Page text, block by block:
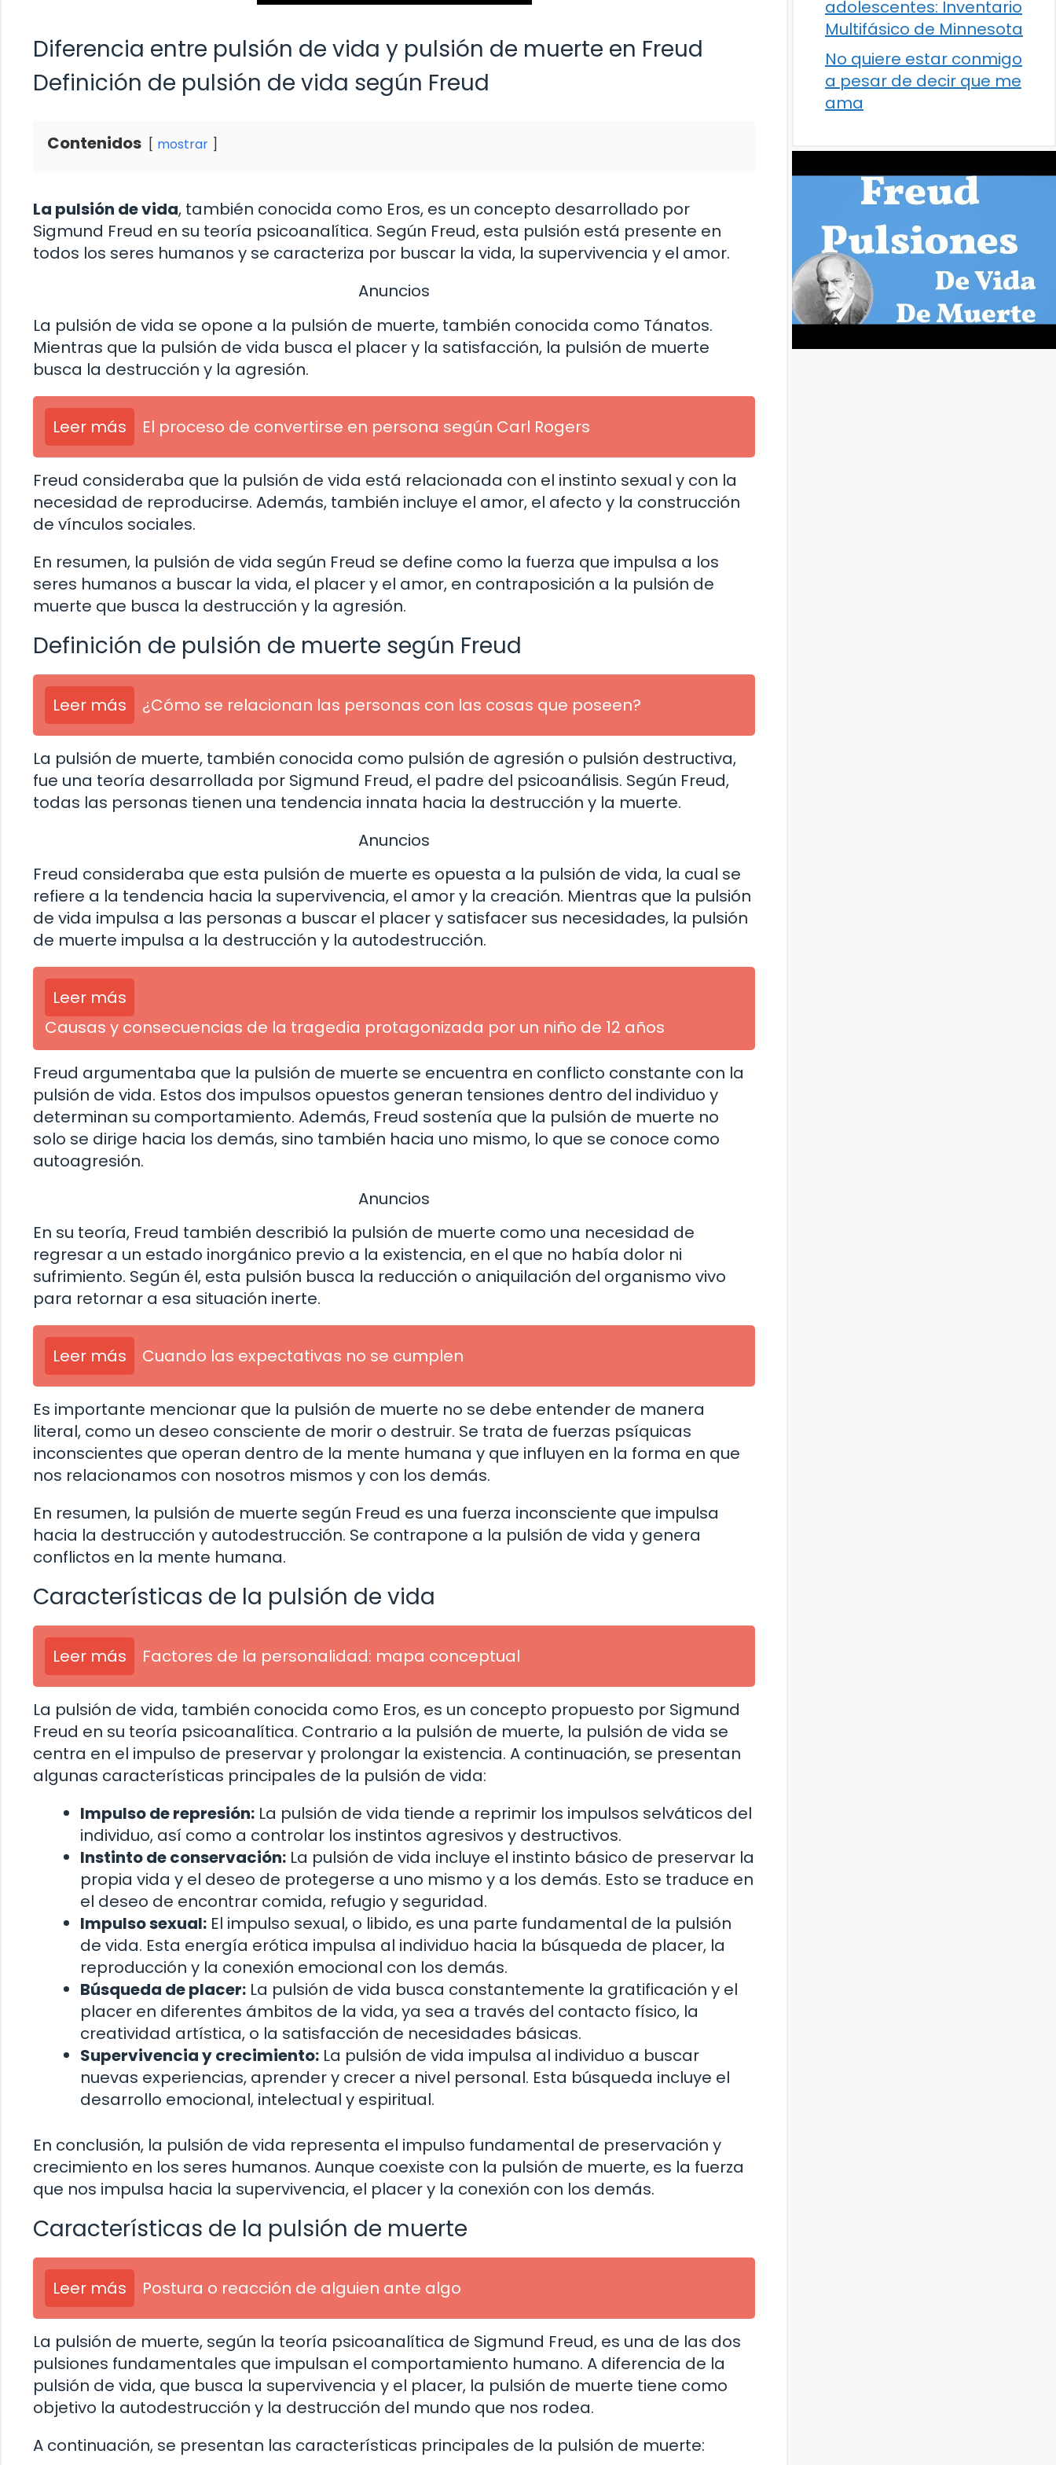
Diferencia entre pulsión de vida y pulsión de muerte en Freud
Definición de pulsión de vida según Freud
Contenidos mostrar
La pulsión de vida, también conocida como Eros, es un concepto desarrollado por
Sigmund Freud en su teoría psicoanalítica. Según Freud, esta pulsión está presente en
todos los seres humanos y se caracteriza por buscar la vida, la supervivencia y el amor.
Anuncios
La pulsión de vida se opone a la pulsión de muerte, también conocida como Tánatos.
Mientras que la pulsión de vida busca el placer y la satisfacción, la pulsión de muerte
busca la destrucción y la agresión.
Leer más El proceso de convertirse en persona según Carl Rogers
Freud consideraba que la pulsión de vida está relacionada con el instinto sexual y con la
necesidad de reproducirse. Además, también incluye el amor, el afecto y la construcción
de vínculos sociales.
En resumen, la pulsión de vida según Freud se define como la fuerza que impulsa a los
seres humanos a buscar la vida, el placer y el amor, en contraposición a la pulsión de
muerte que busca la destrucción y la agresión.
Definición de pulsión de muerte según Freud
Leer más ¿Cómo se relacionan las personas con las cosas que poseen?
La pulsión de muerte, también conocida como pulsión de agresión o pulsión destructiva,
fue una teoría desarrollada por Sigmund Freud, el padre del psicoanálisis. Según Freud,
todas las personas tienen una tendencia innata hacia la destrucción y la muerte.
Anuncios
Freud consideraba que esta pulsión de muerte es opuesta a la pulsión de vida, la cual se
refiere a la tendencia hacia la supervivencia, el amor y la creación. Mientras que la pulsión
de vida impulsa a las personas a buscar el placer y satisfacer sus necesidades, la pulsión
de muerte impulsa a la destrucción y la autodestrucción.
Leer más
Causas y consecuencias de la tragedia protagonizada por un niño de 12 años
Freud argumentaba que la pulsión de muerte se encuentra en conflicto constante con la
pulsión de vida. Estos dos impulsos opuestos generan tensiones dentro del individuo y
determinan su comportamiento. Además, Freud sostenía que la pulsión de muerte no
solo se dirige hacia los demás, sino también hacia uno mismo, lo que se conoce como
autoagresión.
Anuncios
En su teoría, Freud también describió la pulsión de muerte como una necesidad de
regresar a un estado inorgánico previo a la existencia, en el que no había dolor ni
sufrimiento. Según él, esta pulsión busca la reducción o aniquilación del organismo vivo
para retornar a esa situación inerte.
Leer más Cuando las expectativas no se cumplen
Es importante mencionar que la pulsión de muerte no se debe entender de manera
literal, como un deseo consciente de morir o destruir. Se trata de fuerzas psíquicas
inconscientes que operan dentro de la mente humana y que influyen en la forma en que
nos relacionamos con nosotros mismos y con los demás.
En resumen, la pulsión de muerte según Freud es una fuerza inconsciente que impulsa
hacia la destrucción y autodestrucción. Se contrapone a la pulsión de vida y genera
conflictos en la mente humana.
Características de la pulsión de vida
Leer más Factores de la personalidad: mapa conceptual
La pulsión de vida, también conocida como Eros, es un concepto propuesto por Sigmund
Freud en su teoría psicoanalítica. Contrario a la pulsión de muerte, la pulsión de vida se
centra en el impulso de preservar y prolongar la existencia. A continuación, se presentan
algunas características principales de la pulsión de vida:
Impulso de represión: La pulsión de vida tiende a reprimir los impulsos selváticos del
individuo, así como a controlar los instintos agresivos y destructivos.
Instinto de conservación: La pulsión de vida incluye el instinto básico de preservar la
propia vida y el deseo de protegerse a uno mismo y a los demás. Esto se traduce en
el deseo de encontrar comida, refugio y seguridad.
Impulso sexual: El impulso sexual, o libido, es una parte fundamental de la pulsión
de vida. Esta energía erótica impulsa al individuo hacia la búsqueda de placer, la
reproducción y la conexión emocional con los demás.
Búsqueda de placer: La pulsión de vida busca constantemente la gratificación y el
placer en diferentes ámbitos de la vida, ya sea a través del contacto físico, la
creatividad artística, o la satisfacción de necesidades básicas.
Supervivencia y crecimiento: La pulsión de vida impulsa al individuo a buscar
nuevas experiencias, aprender y crecer a nivel personal. Esta búsqueda incluye el
desarrollo emocional, intelectual y espiritual.
En conclusión, la pulsión de vida representa el impulso fundamental de preservación y
crecimiento en los seres humanos. Aunque coexiste con la pulsión de muerte, es la fuerza
que nos impulsa hacia la supervivencia, el placer y la conexión con los demás.
Características de la pulsión de muerte
Leer más Postura o reacción de alguien ante algo
La pulsión de muerte, según la teoría psicoanalítica de Sigmund Freud, es una de las dos
pulsiones fundamentales que impulsan el comportamiento humano. A diferencia de la
pulsión de vida, que busca la supervivencia y el placer, la pulsión de muerte tiene como
objetivo la autodestrucción y la destrucción del mundo que nos rodea.
A continuación, se presentan las características principales de la pulsión de muerte:
adolescentes: Inventario
Multifásico de Minnesota
No quiere estar conmigo
a pesar de decir que me
ama